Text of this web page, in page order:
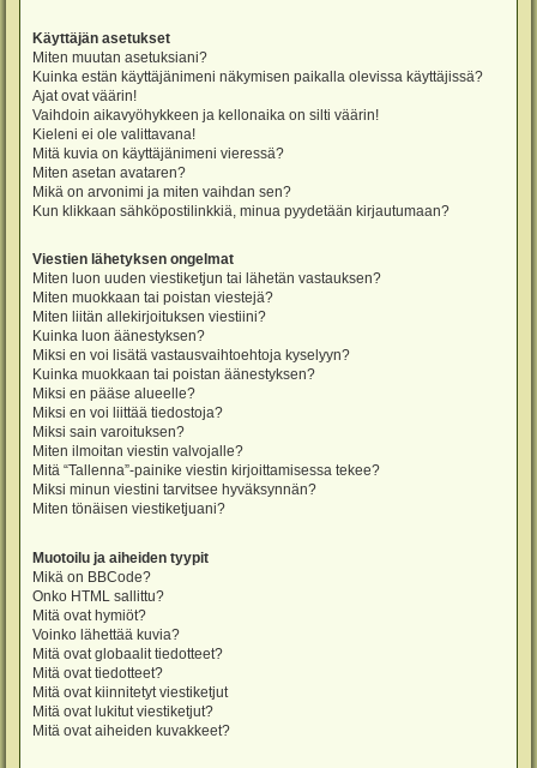
Käyttäjän asetukset
Miten muutan asetuksiani?
Kuinka estän käyttäjänimeni näkymisen paikalla olevissa käyttäjissä?
Ajat ovat väärin!
Vaihdoin aikavyöhykkeen ja kellonaika on silti väärin!
Kieleni ei ole valittavana!
Mitä kuvia on käyttäjänimeni vieressä?
Miten asetan avataren?
Mikä on arvonimi ja miten vaihdan sen?
Kun klikkaan sähköpostilinkkiä, minua pyydetään kirjautumaan?
Viestien lähetyksen ongelmat
Miten luon uuden viestiketjun tai lähetän vastauksen?
Miten muokkaan tai poistan viestejä?
Miten liitän allekirjoituksen viestiini?
Kuinka luon äänestyksen?
Miksi en voi lisätä vastausvaihtoehtoja kyselyyn?
Kuinka muokkaan tai poistan äänestyksen?
Miksi en pääse alueelle?
Miksi en voi liittää tiedostoja?
Miksi sain varoituksen?
Miten ilmoitan viestin valvojalle?
Mitä “Tallenna”-painike viestin kirjoittamisessa tekee?
Miksi minun viestini tarvitsee hyväksynnän?
Miten tönäisen viestiketjuani?
Muotoilu ja aiheiden tyypit
Mikä on BBCode?
Onko HTML sallittu?
Mitä ovat hymiöt?
Voinko lähettää kuvia?
Mitä ovat globaalit tiedotteet?
Mitä ovat tiedotteet?
Mitä ovat kiinnitetyt viestiketjut
Mitä ovat lukitut viestiketjut?
Mitä ovat aiheiden kuvakkeet?